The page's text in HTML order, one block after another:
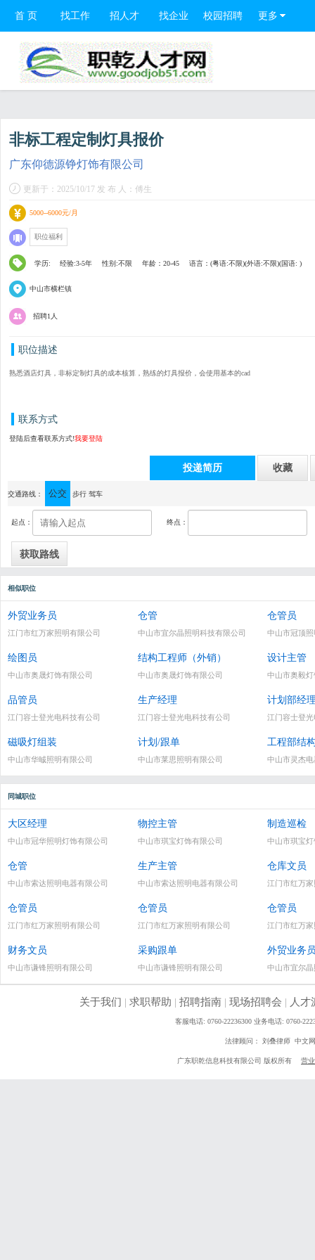
首 页 找工作 招人才 找企业 校园招聘 更多
非标工程定制灯具报价
广东仰德源铮灯饰有限公司
更新于：2025/10/17 发 布 人：傅生
5000--6000元/月
职位福利
学历: 经验:3-5年 性别:不限 年龄：20-45 语言：(粤语:不限)(外语:不限)(国语: )
中山市横栏镇
招聘1人
职位描述
熟悉酒店灯具，非标定制灯具的成本核算，熟练的灯具报价，会使用基本的cad
联系方式
登陆后查看联系方式!我要登陆
投递简历 收藏
通讯地址：中山市横栏镇
交通路线： 公交 步行 驾车
起点： 终点：
相似职位
外贸业务员
江门市红万家照明有限公司
仓管
中山市宜尔晶照明科技有限公司
仓管员
中山市冠顶
绘图员
中山市奥晟灯饰有限公司
结构工程师（外销）
中山市奥晟灯饰有限公司
设计主管
中山市奥毅
品管员
江门容士登光电科技有公司
生产经理
江门容士登光电科技有公司
计划部经
江门容士登
磁吸灯组装
中山市华晠照明有限公司
计划/跟单
中山市莱思照明有限公司
工程部结
中山市灵杰
同城职位
大区经理
中山市冠华照明灯饰有限公司
物控主管
中山市琪宝灯饰有限公司
制造巡检
中山市琪宝
仓管
中山市索达照明电器有限公司
生产主管
中山市索达照明电器有限公司
仓库文员
江门市红万
仓管员
江门市红万家照明有限公司
仓管员
江门市红万家照明有限公司
仓管员
江门市红万
财务文员
中山市谦锋照明有限公司
采购跟单
中山市谦锋照明有限公司
外贸业务
中山市宜尔
关于我们 | 求职帮助 | 招聘指南| 现场招聘会 | 人才
客服电话: 0760-22236300 业务电话: 0760-
法律顾问： 刘叠律师 中文
广东职乾信息科技有限公司 版权所有 营